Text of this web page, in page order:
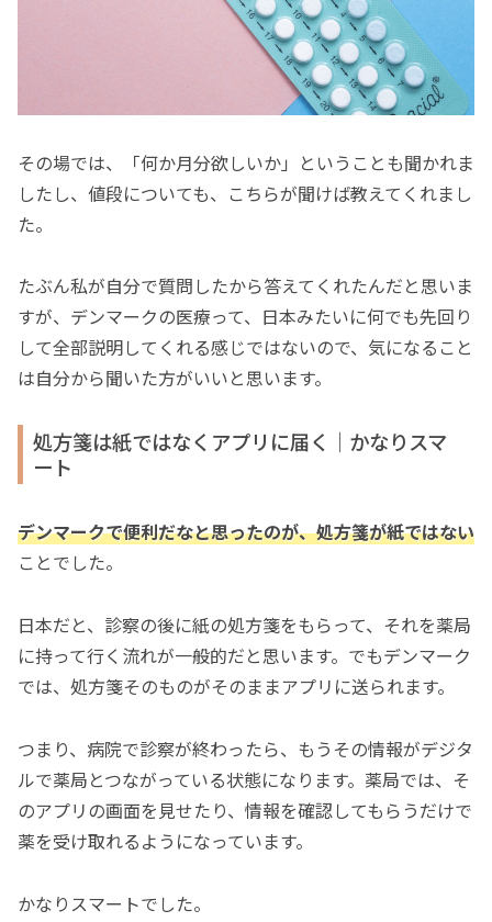
その場では、「何か月分欲しいか」ということも聞かれま
したし、値段についても、こちらが聞けば教えてくれまし
た。
たぶん私が自分で質問したから答えてくれたんだと思いま
すが、デンマークの医療って、日本みたいに何でも先回り
して全部説明してくれる感じではないので、気になること
は自分から聞いた方がいいと思います。
処方箋は紙ではなくアプリに届く｜かなりスマ
ート
デンマークで便利だなと思ったのが、処方箋が紙ではない
ことでした。
日本だと、診察の後に紙の処方箋をもらって、それを薬局
に持って行く流れが一般的だと思います。でもデンマーク
では、処方箋そのものがそのままアプリに送られます。
つまり、病院で診察が終わったら、もうその情報がデジタ
ルで薬局とつながっている状態になります。薬局では、そ
のアプリの画面を見せたり、情報を確認してもらうだけで
薬を受け取れるようになっています。
かなりスマートでした。